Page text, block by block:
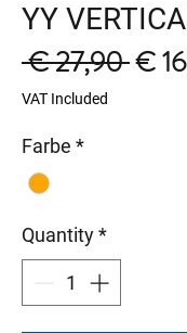
YY
€ 27,90 €
VAT Included
Farbe *
Quantity*